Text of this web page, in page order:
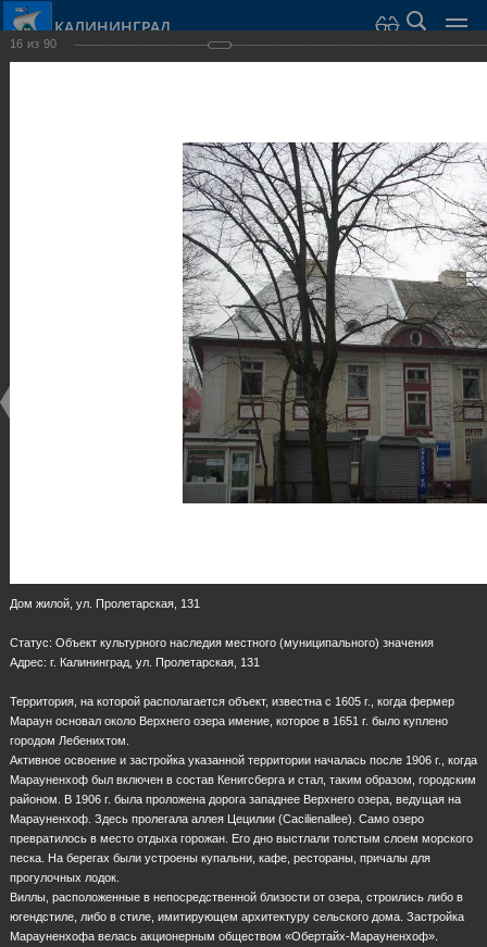
КАЛИНИНГРАД
16 из 90
Дом жилой, ул. Пролетарская, 131
Статус: Объект культурного наследия местного (муниципального) значения
Адрес: г. Калининград, ул. Пролетарская, 131
Территория, на которой располагается объект, известна с 1605 г., когда фермер
Мараун основал около Верхнего озера имение, которое в 1651 г. было куплено
городом Лебенихтом.
Активное освоение и застройка указанной территории началась после 1906 г., когда
Марауненхоф был включен в состав Кенигсберга и стал, таким образом, городским
районом. В 1906 г. была проложена дорога западнее Верхнего озера, ведущая на
Марауненхоф. Здесь пролегала аллея Цецилии (Cacilienallee). Само озеро
превратилось в место отдыха горожан. Его дно выстлали толстым слоем морского
песка. На берегах были устроены купальни, кафе, рестораны, причалы для
прогулочных лодок.
Виллы, расположенные в непосредственной близости от озера, строились либо в
югендстиле, либо в стиле, имитирующем архитектуру сельского дома. Застройка
Марауненхофа велась акционерным обществом «Обертайх-Марауненхоф».